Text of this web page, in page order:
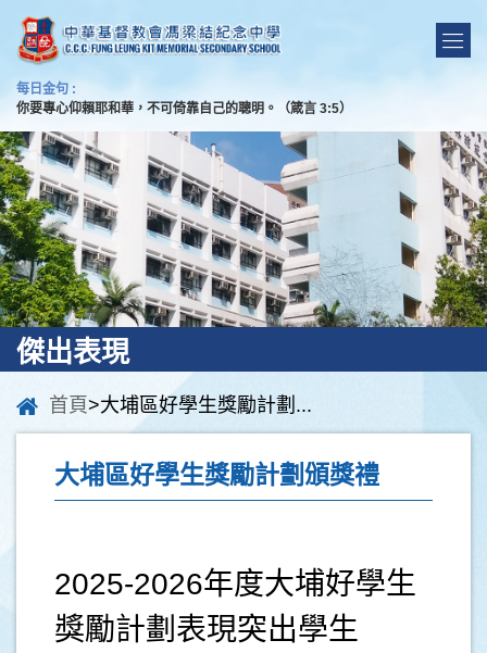
每日金句 :
你要專心仰賴耶和華，不可倚靠自己的聰明。（箴言 3:5）
傑出表現
首頁>大埔區好學生獎勵計劃...
大埔區好學生獎勵計劃頒獎禮
2025-2026年度大埔好學生
獎勵計劃表現突出學生